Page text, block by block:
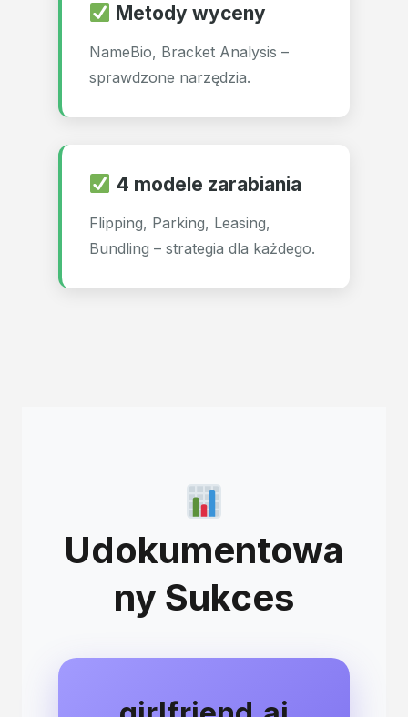
Metody wyceny
NameBio, Bracket Analysis –
sprawdzone narzędzia.
4 modele zarabiania
Flipping, Parking, Leasing,
Bundling – strategia dla każdego.
Udokumentowa
ny Sukces